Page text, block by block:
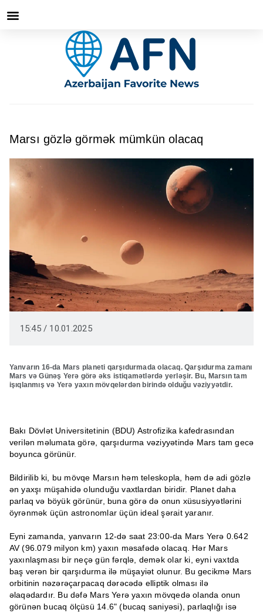
Marsı gözlə görmək mümkün olacaq
15:45 / 10.01.2025
Yanvarın 16-da Mars planeti qarşıdurmada olacaq. Qarşıdurma zamanı
Mars və Günəş Yerə görə əks istiqamətlərdə yerləşir. Bu, Marsın tam
işıqlanmış və Yerə yaxın mövqelərdən birində olduğu vəziyyətdir.
Bakı Dövlət Universitetinin (BDU) Astrofizika kafedrasından
verilən məlumata görə, qarşıdurma vəziyyətində Mars tam gecə
boyunca görünür.
Bildirilib ki, bu mövqe Marsın həm teleskopla, həm də adi gözlə
ən yaxşı müşahidə olunduğu vaxtlardan biridir. Planet daha
parlaq və böyük görünür, buna görə də onun xüsusiyyətlərini
öyrənmək üçün astronomlar üçün ideal şərait yaranır.
Eyni zamanda, yanvarın 12-də saat 23:00-da Mars Yerə 0.642
AV (96.079 milyon km) yaxın məsafədə olacaq. Hər Mars
yaxınlaşması bir neçə gün fərqlə, demək olar ki, eyni vaxtda
baş verən bir qarşıdurma ilə müşayiət olunur. Bu gecikmə Mars
orbitinin nəzərəçarpacaq dərəcədə elliptik olması ilə
əlaqədardır. Bu dəfə Mars Yerə yaxın mövqedə olanda onun
görünən bucaq ölçüsü 14.6" (bucaq saniyəsi), parlaqlığı isə